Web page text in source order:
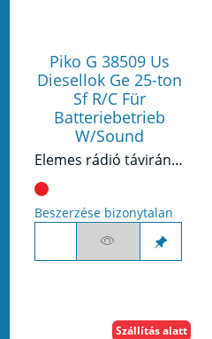
Piko G 38509 Us
Diesellok Ge 25-ton
Sf R/C Für
Batteriebetrieb
W/Sound
Elemes rádió távirányítáú dízelmozdony GE 25-Ton
Beszerzése bizonytalan
Szállítás alatt